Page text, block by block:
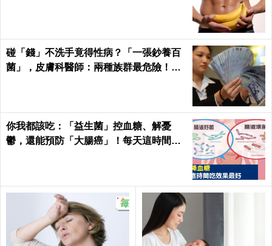
碰「錢」不洗手竟得性病？「一張鈔養百
菌」，皮膚科醫師：兩種族群最危險！｜
你我都該吃：「益生菌」控血糖、解憂
鬱，還能預防「大腸癌」！每天這時間吃